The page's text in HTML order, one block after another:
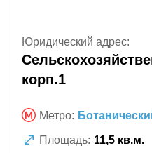
Юридический адрес:
корп.1
Метро:
Площадь: 11,5 кв.м.